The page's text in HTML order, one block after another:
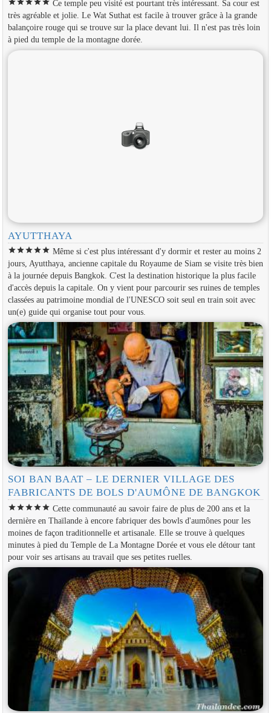
starstarstarstarstar Ce temple peu visité est pourtant très intéressant. Sa cour est
très agréable et jolie. Le Wat Suthat est facile à trouver grâce à la grande
balançoire rouge qui se trouve sur la place devant lui. Il n'est pas très loin
à pied du temple de la montagne dorée.
AYUTTHAYA
starstarstarstarstar Même si c'est plus intéressant d'y dormir et rester au moins 2
jours, Ayutthaya, ancienne capitale du Royaume de Siam se visite très bien
à la journée depuis Bangkok. C'est la destination historique la plus facile
d'accès depuis la capitale. On y vient pour parcourir ses ruines de temples
classées au patrimoine mondial de l'UNESCO soit seul en train soit avec
un(e) guide qui organise tout pour vous.
SOI BAN BAAT – LE DERNIER VILLAGE DES
FABRICANTS DE BOLS D'AUMÔNE DE BANGKOK
starstarstarstarstar Cette communauté au savoir faire de plus de 200 ans et la
dernière en Thaïlande à encore fabriquer des bowls d'aumônes pour les
moines de façon traditionnelle et artisanale. Elle se trouve à quelques
minutes à pied du Temple de La Montagne Dorée et vous ele détour tant
pour voir ses artisans au travail que ses petites ruelles.